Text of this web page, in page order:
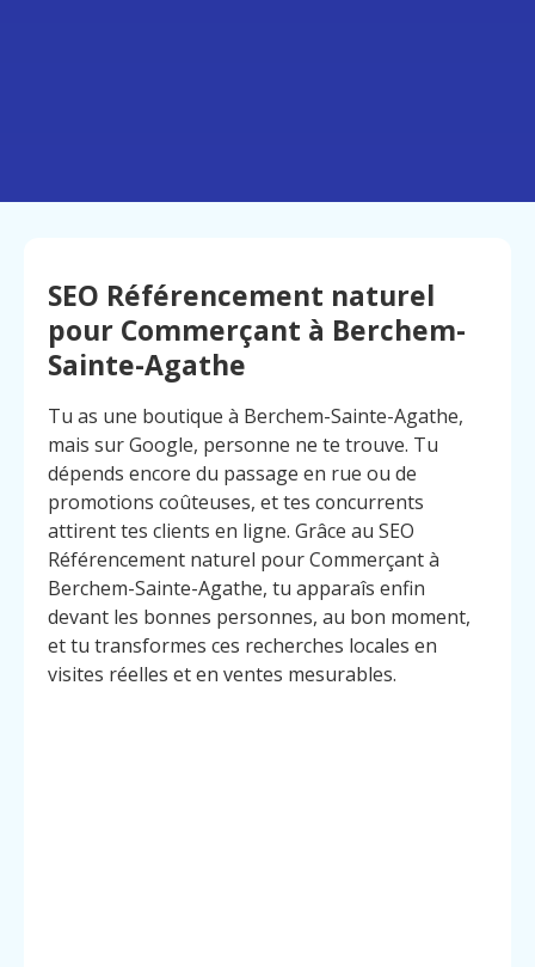
SEO Référencement naturel
pour Commerçant à Berchem-
Sainte-Agathe
Tu as une boutique à Berchem-Sainte-Agathe,
mais sur Google, personne ne te trouve. Tu
dépends encore du passage en rue ou de
promotions coûteuses, et tes concurrents
attirent tes clients en ligne. Grâce au SEO
Référencement naturel pour Commerçant à
Berchem-Sainte-Agathe, tu apparaîs enfin
devant les bonnes personnes, au bon moment,
et tu transformes ces recherches locales en
visites réelles et en ventes mesurables.